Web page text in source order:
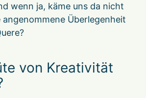
wenn ja, käme uns da nicht
Überlegenheit
von Kreativität